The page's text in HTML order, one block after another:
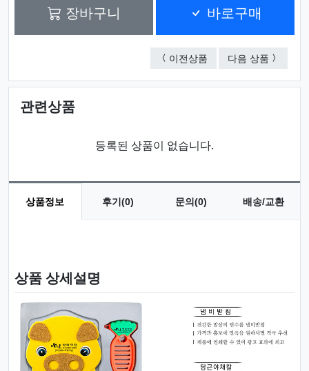
장바구니 바로구매
이전상품 꼬꼬 콜크냄비받침+주
다음 상품 황소 콜
관련상품
등록된 상품이 없습니다.
상품정보 후기(0) 문의(0) 배송/교환
상품 상세설명